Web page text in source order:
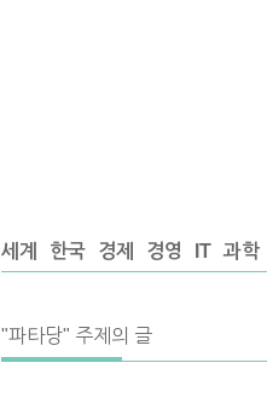
세계 한국 경제 경영 IT 과학
"파타당" 주제의 글